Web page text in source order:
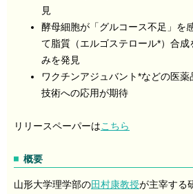
見
酵母細胞が「グルコース不足」を
て脂質（エルゴステロール*）合成
みを発見
ワクチンアジュバント*などの医
技術への応用が期待
リリースペーパーはこちら
概要
山形大学理学部の田村康教授が主宰する